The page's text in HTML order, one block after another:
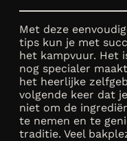
Met deze
tips kun je met
het kampvuur. Het
nog specialer
het heerlijke
volgende keer dat
niet om de
te nemen en te
traditie. Veel